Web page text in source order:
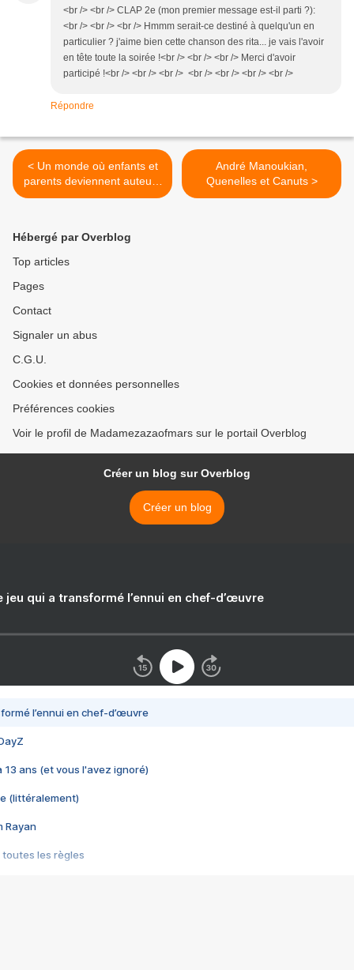
<br /> <br /> CLAP 2e (mon premier message est-il parti ?):
<br /> <br /> <br /> Hmmm serait-ce destiné à quelqu'un en
particulier ? j'aime bien cette chanson des rita... je vais l'avoir
en tête toute la soirée !<br /> <br /> <br /> Merci d'avoir
participé !<br /> <br /> <br /> <br /> <br /> <br /> <br />
Répondre
< Un monde où enfants et
parents deviennent auteurs
de leur propre décor avec
André Manoukian,
Quenelles et Canuts >
Hébergé par Overblog
Top articles
Pages
Contact
Signaler un abus
C.G.U.
Cookies et données personnelles
Préférences cookies
Voir le profil de Madamezazaofmars sur le portail Overblog
Créer un blog sur Overblog
Créer un blog
jeu qui a transformé l’ennui en chef-d’œuvre
l’ennui en chef-d’œuvre
13 ans (et vous l'avez ignoré)
(littéralement)
Rayan
toutes les règles